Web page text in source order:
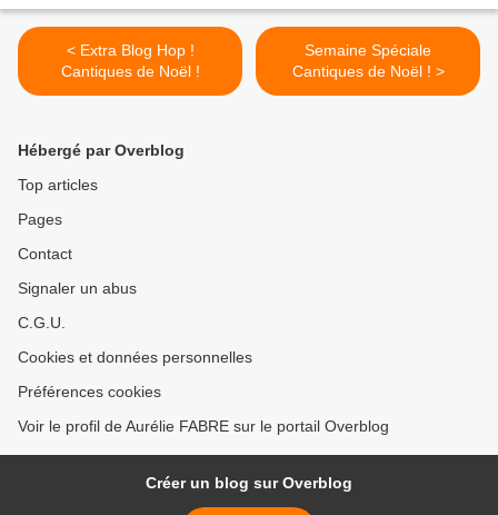
< Extra Blog Hop !
Cantiques de Noël !
Semaine Spéciale
Cantiques de Noël ! >
Hébergé par Overblog
Top articles
Pages
Contact
Signaler un abus
C.G.U.
Cookies et données personnelles
Préférences cookies
Voir le profil de Aurélie FABRE sur le portail Overblog
Créer un blog sur Overblog